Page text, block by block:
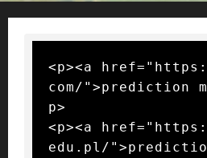
<p><a
com/">prediction
p>
<p><a
edu.pl/